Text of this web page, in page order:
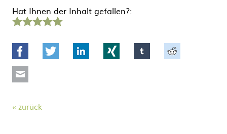
Hat Ihnen der Inhalt gefallen?:
Stern Sterne Sterne Sterne Sterne
Facebook Twitter LinkedIn tumblr
zurück